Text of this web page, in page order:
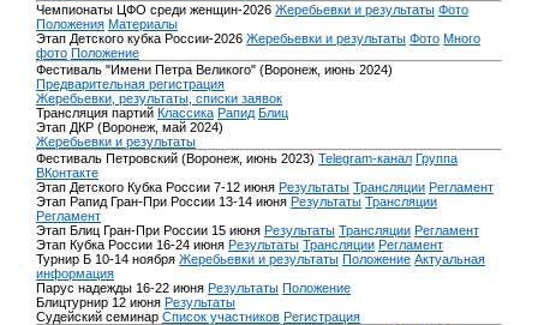
Чемпионаты ЦФО среди женщин-2026 Жеребьевки и результаты Фото
Положения Материалы
Этап Детского кубка России-2026 Жеребьевки и результаты Фото Много
фото Положение
Фестиваль "Имени Петра Великого" (Воронеж, июнь 2024)
Предварительная регистрация
Жеребьевки, результаты, списки заявок
Трансляция партий Классика Рапид Блиц
Этап ДКР (Воронеж, май 2024)
Жеребьевки и результаты
Фестиваль Петровский (Воронеж, июнь 2023) Telegram-канал Группа
ВКонтакте
Этап Детского Кубка России 7-12 июня Результаты Трансляции Регламент
Этап Рапид Гран-При России 13-14 июня Результаты Трансляции
Регламент
Этап Блиц Гран-При России 15 июня Результаты Трансляции Регламент
Этап Кубка России 16-24 июня Результаты Трансляции Регламент
Турнир Б 10-14 ноября Жеребьевки и результаты Положение Актуальная
информация
Парус надежды 16-22 июня Результаты Положение
Блицтурнир 12 июня Результаты
Судейский семинар Список участников Регистрация